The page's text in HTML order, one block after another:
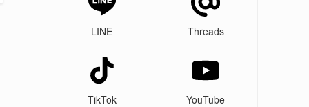
LINE Threads
TikTok YouTube